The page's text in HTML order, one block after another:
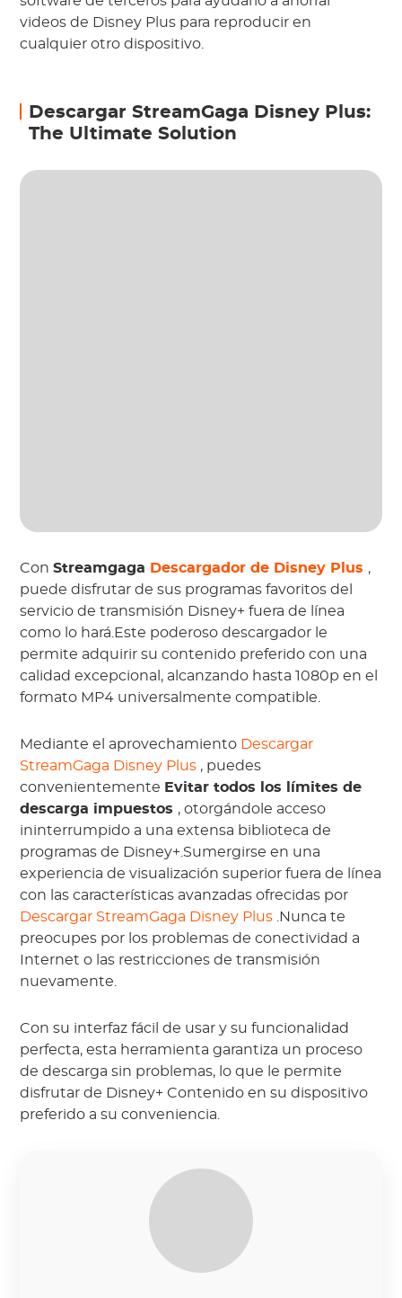
videos de Disney Plus para reproducir en
cualquier otro dispositivo.
Descargar StreamGaga Disney Plus:
The Ultimate Solution
ConStreamgaga Descargador de Disney Plus ,
puede disfrutar de sus programas favoritos del
servicio de transmisión Disney+ fuera de línea
como lo hará.Este poderoso descargador le
permite adquirir su contenido preferido con una
calidad excepcional, alcanzando hasta 1080p en el
formato MP4 universalmente compatible.
Mediante el aprovechamiento Descargar
StreamGaga Disney Plus , puedes
convenientemente Evitar todos los límites de
descarga impuestos , otorgándole acceso
ininterrumpido a una extensa biblioteca de
programas de Disney+.Sumergirse en una
experiencia de visualización superior fuera de línea
con las características avanzadas ofrecidas por
Descargar StreamGaga Disney Plus
.Nunca te
preocupes por los problemas de conectividad a
Internet o las restricciones de transmisión
nuevamente.
Con su interfaz fácil de usar y su funcionalidad
perfecta, esta herramienta garantiza un proceso
de descarga sin problemas, lo que le permite
disfrutar de Disney+ Contenido en su dispositivo
preferido a su conveniencia.